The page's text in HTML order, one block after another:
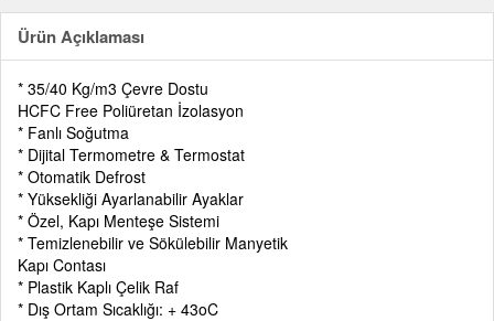
Ürün Açıklaması
* 35/40 Kg/m3 Çevre Dostu
HCFC Free Poliüretan İzolasyon
* Fanlı Soğutma
* Dijital Termometre & Termostat
* Otomatik Defrost
* Yüksekliği Ayarlanabilir Ayaklar
* Özel, Kapı Menteşe Sistemi
* Temizlenebilir ve Sökülebilir Manyetik
Kapı Contası
* Plastik Kaplı Çelik Raf
* Dış Ortam Sıcaklığı: + 43oC